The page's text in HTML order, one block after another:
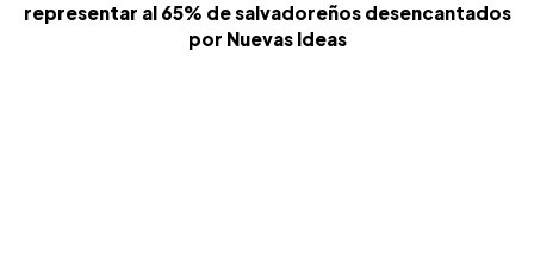
representar al 65% de salvadoreños desencantados
por Nuevas Ideas